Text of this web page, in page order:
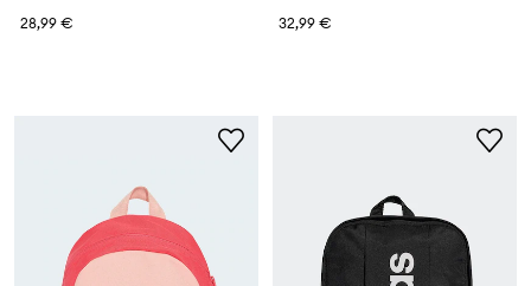
28,99 €
32,99 €